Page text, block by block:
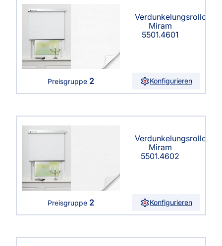
Verdunkelungsrollo
Miram
5501.4601
Preisgruppe 2 Konfigurieren
Verdunkelungsrollo
Miram
5501.4602
Preisgruppe 2 Konfigurieren